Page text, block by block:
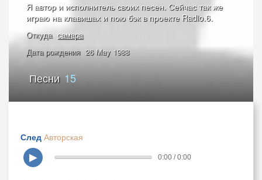
Я автор и исполнитель своих песен. Сейчас так же
играю на клавишах и пою бэк в проекте Radio.6.
Откуда самара
Дата рождения 26 May 1988
Песни 15
След Авторская
▶
0:00 / 0:00